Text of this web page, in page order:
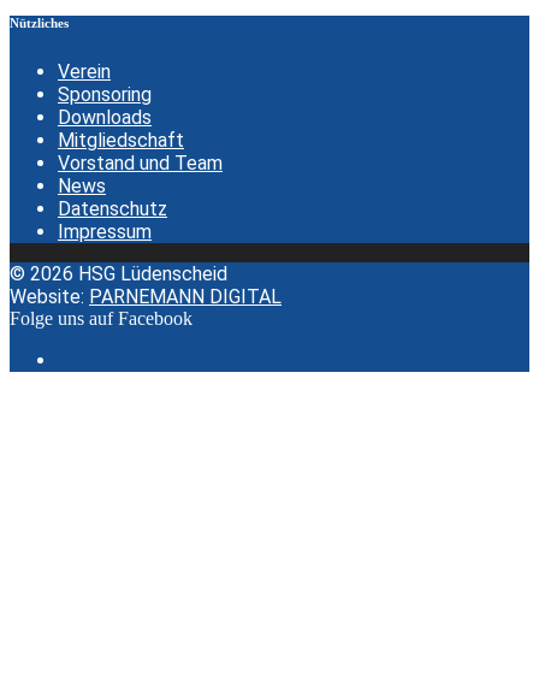
Nützliches
Verein
Sponsoring
Downloads
Mitgliedschaft
Vorstand und Team
News
Datenschutz
Impressum
© 2026 HSG Lüdenscheid
Website: PARNEMANN DIGITAL
Folge uns auf Facebook